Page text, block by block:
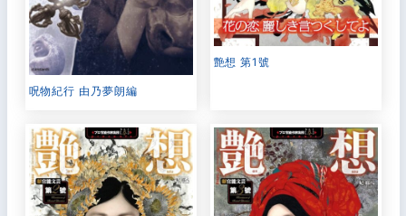
呪物紀行 由乃夢朗編
艶想 第1號